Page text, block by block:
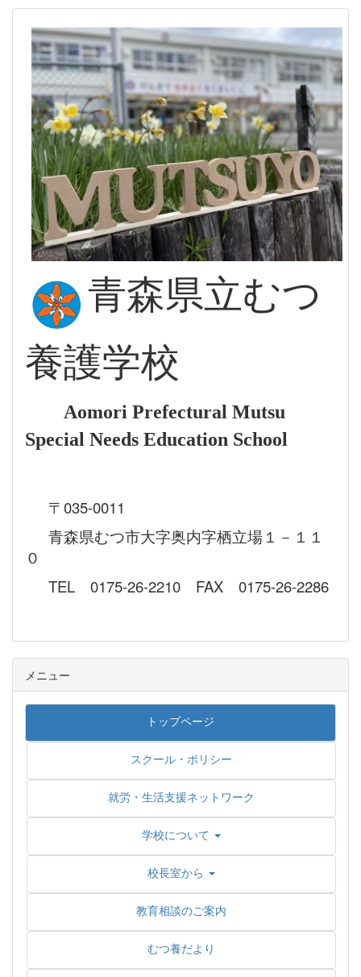
青森県立むつ
養護学校
Aomori Prefectural Mutsu
Special Needs Education School
〒035-0011
青森県むつ市大字奥内字栖立場１－１１
０
TEL 0175-26-2210 FAX 0175-26-2286
メニュー
トップページ
スクール・ポリシー
就労・生活支援ネットワーク
学校について
校長室から
教育相談のご案内
むつ養だより